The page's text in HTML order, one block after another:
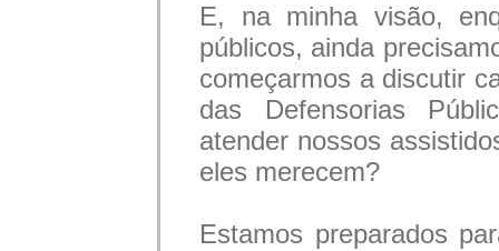
E, na minha visão,
públicos, ainda
começarmos a discutir
das Defensorias
atender nossos
eles merecem?
Estamos preparados